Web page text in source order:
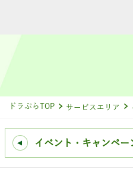
ドラぷらTOP サービスエリア
イベント・キャンペー